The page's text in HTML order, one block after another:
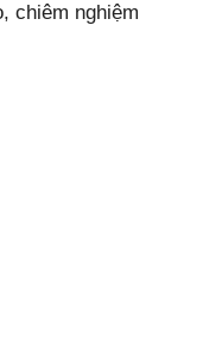
chiêm nghiệm